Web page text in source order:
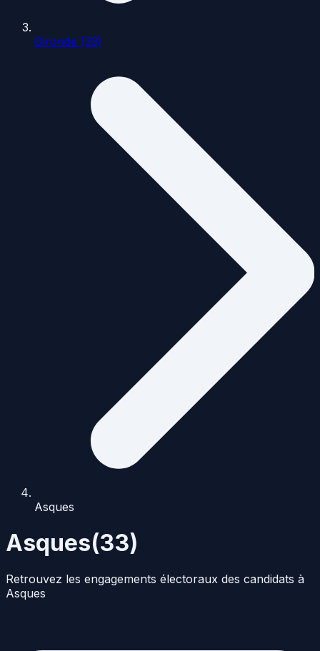
Gironde (33)
Asques
Asques(33)
Retrouvez les engagements électoraux des candidats à
Asques